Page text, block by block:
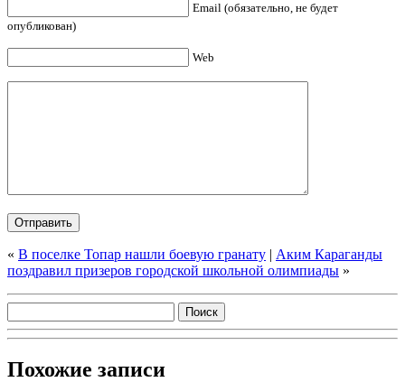
Email (обязательно, не будет
опубликован)
Web
« В поселке Топар нашли боевую гранату | Аким Караганды
поздравил призеров городской школьной олимпиады »
Похожие записи